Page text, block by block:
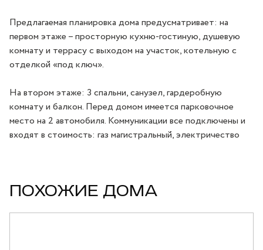
Предлагаемая планировка дома предусматривает: на
первом этаже – просторную кухню-гостиную, душевую
комнату и террасу с выходом на участок, котельную с
отделкой «под ключ».
На втором этаже: 3 спальни, санузел, гардеробную
комнату и балкон. Перед домом имеется парковочное
место на 2 автомобиля. Коммуникации все подключены и
входят в стоимость: газ магистральный, электричество
ПОХОЖИЕ ДОМА